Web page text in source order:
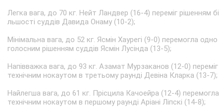
Легка вага, до 70 кг. Нейт Ландвер (16-4) переміг рішенням бі
льшості суддів Давида Онаму (10-2);
Мінімальна вага, до 52 кг. Ясмін Хаурегі (9-0) перемогла одно
голосним рішенням суддів Ясмін Лусінда (13-5);
Напівважка вага, до 93 кг. Азамат Мурзаканов (12-0) переміг
технічним нокаутом в третьому раунді Девіна Кларка (13-7);
Найлегша вага, до 61 кг. Прісцила Качоейра (12-4) перемогла
технічним нокаутом в першому раунді Аріані Ліпскі (14-8);